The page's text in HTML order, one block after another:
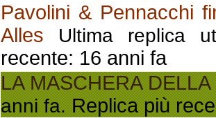
Pavolini & Pennacchi
Alles Ultima replica
recente: 16 anni fa
LA MASCHERA
anni fa. Replica più